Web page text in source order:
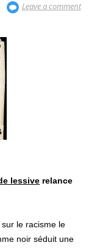
Leave a comment
lessive relance
sur le racisme le
noir séduit une